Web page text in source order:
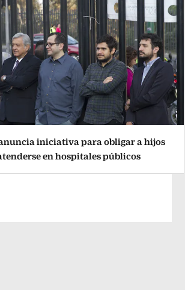
iniciativa para obligar a hijos
en hospitales públicos